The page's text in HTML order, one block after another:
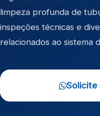
limpeza profunda de
inspeções técnicas e
relacionados ao sistema
Solicite